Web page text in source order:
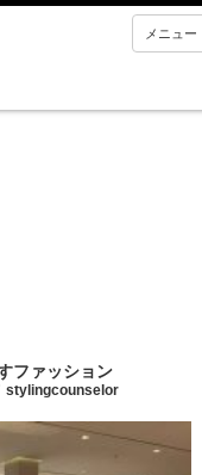
メニュー
ファッション
stylingcounselor